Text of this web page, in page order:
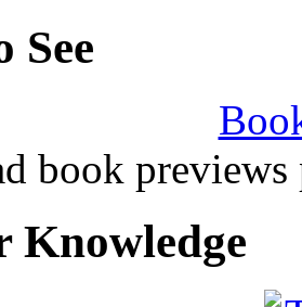
See
book
Knowledge